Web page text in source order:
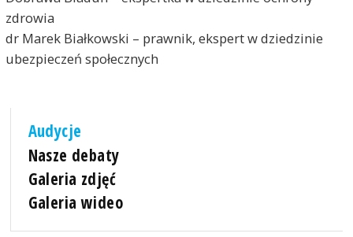
zdrowia
dr Marek Białkowski – prawnik, ekspert w dziedzinie
ubezpieczeń społecznych
Audycje
Nasze debaty
Galeria zdjęć
Galeria wideo